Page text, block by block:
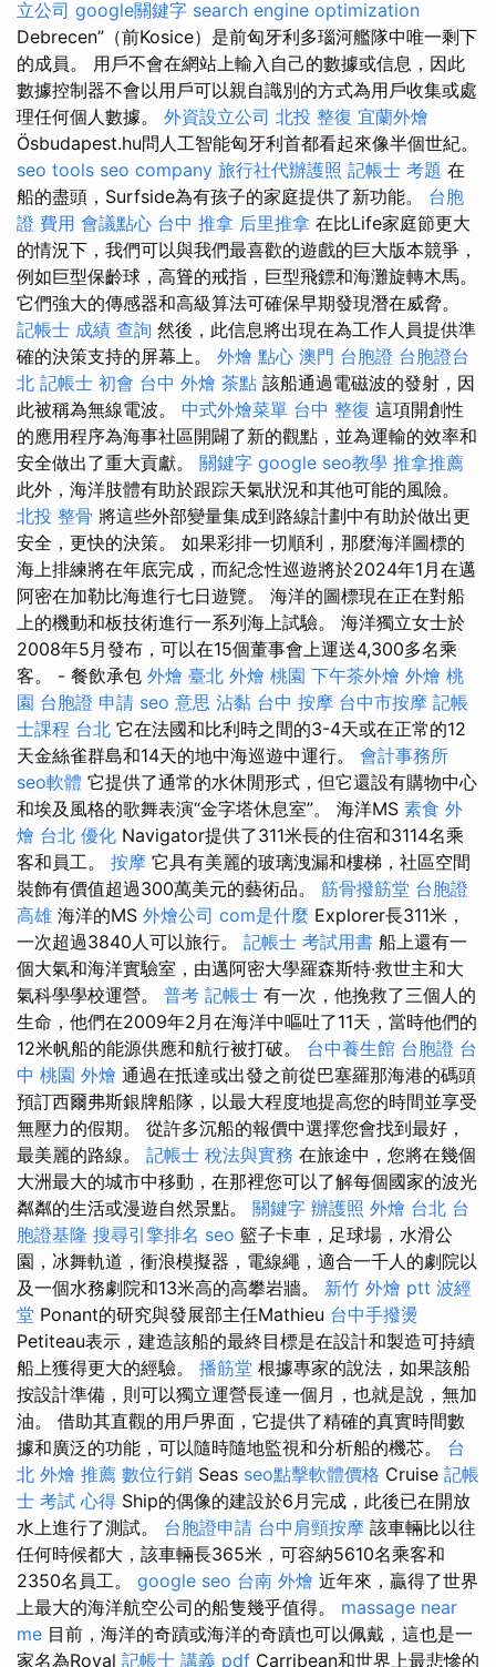
立公司 google關鍵字 search engine optimization
Debrecen”（前Kosice）是前匈牙利多瑙河艦隊中唯一剩下
的成員。 用戶不會在網站上輸入自己的數據或信息，因此
數據控制器不會以用戶可以親自識別的方式為用戶收集或處
理任何個人數據。 外資設立公司 北投 整復 宜蘭外燴
Ösbudapest.hu問人工智能匈牙利首都看起來像半個世紀。
seo tools seo company 旅行社代辦護照 記帳士 考題 在
船的盡頭，Surfside為有孩子的家庭提供了新功能。 台胞
證 費用 會議點心 台中 推拿 后里推拿 在比Life家庭節更大
的情況下，我們可以與我們最喜歡的遊戲的巨大版本競爭，
例如巨型保齡球，高聳的戒指，巨型飛鏢和海灘旋轉木馬。
它們強大的傳感器和高級算法可確保早期發現潛在威脅。
記帳士 成績 查詢 然後，此信息將出現在為工作人員提供準
確的決策支持的屏幕上。 外燴 點心 澳門 台胞證 台胞證台
北 記帳士 初會 台中 外燴 茶點 該船通過電磁波的發射，因
此被稱為無線電波。 中式外燴菜單 台中 整復 這項開創性
的應用程序為海事社區開闢了新的觀點，並為運輸的效率和
安全做出了重大貢獻。 關鍵字 google seo教學 推拿推薦
此外，海洋肢體有助於跟踪天氣狀況和其他可能的風險。
北投 整骨 將這些外部變量集成到路線計劃中有助於做出更
安全，更快的決策。 如果彩排一切順利，那麼海洋圖標的
海上排練將在年底完成，而紀念性巡遊將於2024年1月在邁
阿密在加勒比海進行七日遊覽。 海洋的圖標現在正在對船
上的機動和板技術進行一系列海上試驗。 海洋獨立女士於
2008年5月發布，可以在15個董事會上運送4,300多名乘
客。 - 餐飲承包 外燴 臺北 外燴 桃園 下午茶外燴 外燴 桃
園 台胞證 申請 seo 意思 沾黏 台中 按摩 台中市按摩 記帳
士課程 台北 它在法國和比利時之間的3-4天或在正常的12
天金絲雀群島和14天的地中海巡遊中運行。 會計事務所
seo軟體 它提供了通常的水休閒形式，但它還設有購物中心
和埃及風格的歌舞表演“金字塔休息室”。 海洋MS 素食 外
燴 台北 優化 Navigator提供了311米長的住宿和3114名乘
客和員工。 按摩 它具有美麗的玻璃洩漏和樓梯，社區空間
裝飾有價值超過300萬美元的藝術品。 筋骨撥筋堂 台胞證
高雄 海洋的MS 外燴公司 com是什麼 Explorer長311米，
一次超過3840人可以旅行。 記帳士 考試用書 船上還有一
個大氣和海洋實驗室，由邁阿密大學羅森斯特·救世主和大
氣科學學校運營。 普考 記帳士 有一次，他挽救了三個人的
生命，他們在2009年2月在海洋中嘔吐了11天，當時他們的
12米帆船的能源供應和航行被打破。 台中養生館 台胞證 台
中 桃園 外燴 通過在抵達或出發之前從巴塞羅那海港的碼頭
預訂西爾弗斯銀牌船隊，以最大程度地提高您的時間並享受
無壓力的假期。 從許多沉船的報價中選擇您會找到最好，
最美麗的路線。 記帳士 稅法與實務 在旅途中，您將在幾個
大洲最大的城市中移動，在那裡您可以了解每個國家的波光
粼粼的生活或漫遊自然景點。 關鍵字 辦護照 外燴 台北 台
胞證基隆 搜尋引擎排名 seo 籃子卡車，足球場，水滑公
園，冰舞軌道，衝浪模擬器，電線繩，適合一千人的劇院以
及一個水務劇院和13米高的高攀岩牆。 新竹 外燴 ptt 波經
堂 Ponant的研究與發展部主任Mathieu 台中手撥燙
Petiteau表示，建造該船的最終目標是在設計和製造可持續
船上獲得更大的經驗。 播筋堂 根據專家的說法，如果該船
按設計準備，則可以獨立運營長達一個月，也就是說，無加
油。 借助其直觀的用戶界面，它提供了精確的真實時間數
據和廣泛的功能，可以隨時隨地監視和分析船的機芯。 台
北 外燴 推薦 數位行銷 Seas seo點擊軟體價格 Cruise 記帳
士 考試 心得 Ship的偶像的建設於6月完成，此後已在開放
水上進行了測試。 台胞證申請 台中肩頸按摩 該車輛比以往
任何時候都大，該車輛長365米，可容納5610名乘客和
2350名員工。 google seo 台南 外燴 近年來，贏得了世界
上最大的海洋航空公司的船隻幾乎值得。 massage near
me 目前，海洋的奇蹟或海洋的奇蹟也可以佩戴，這也是一
家名為Royal 記帳士 講義 pdf Carribean和世界上最悲慘的